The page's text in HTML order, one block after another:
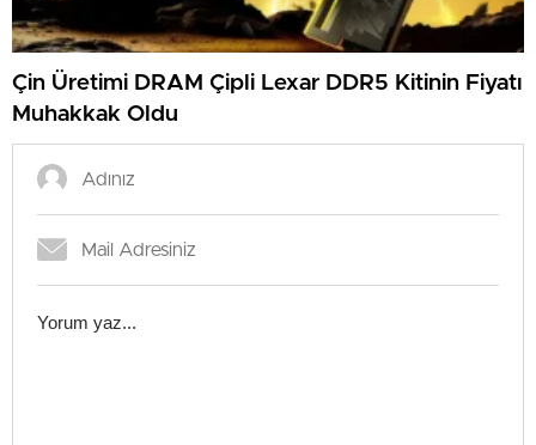
Çin Üretimi DRAM Çipli Lexar DDR5 Kitinin Fiyatı
Muhakkak Oldu